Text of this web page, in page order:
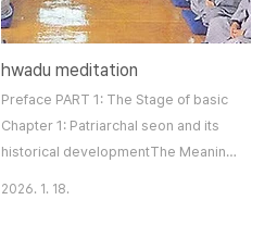
평원두막www.wondumak.c..
hwadu meditation
Preface PART 1: The Stage of basic
Chapter 1: Patriarchal seon and its
historical developmentThe Meaning
2026. 1. 18.